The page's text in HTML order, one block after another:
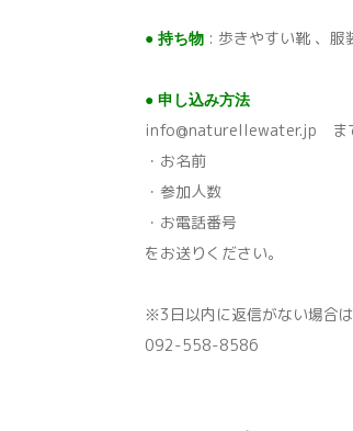
● 持ち物 : 歩きやすい靴 、服
● 申し込み方法
info@naturellewater.jp ま
・お名前
・参加人数
・お電話番号
をお送りください。
※3日以内に返信がない場合は
092-558-8586